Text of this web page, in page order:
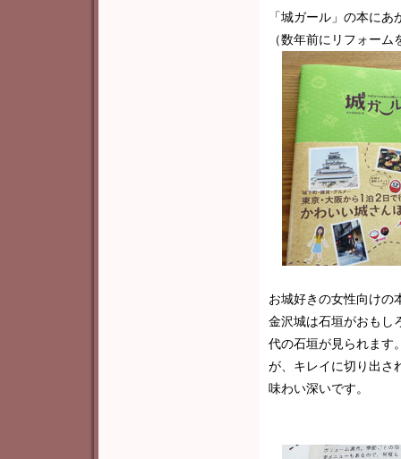
「城ガール」の本に
（数年前にリフォー
お城好きの女性向けの
金沢城は石垣がおもし
代の石垣が見られます
が、キレイに切り出さ
味わい深いです。